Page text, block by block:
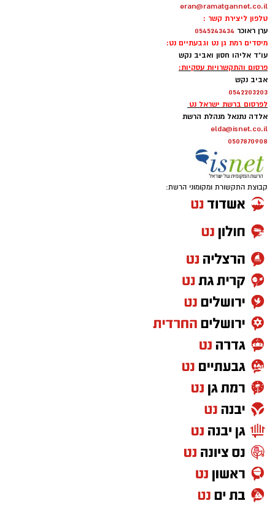
eran@ramatgannet.co.il
טלפון ליצירת קשר :
ערן ראוכר 0545243434
מיסדים רמת גן נט וגבעתיים נט:
עו"ד אליהו חסון ואביב נקש
פרסום והתקשרויות עסקיות:
אביב נקש
0542203203
לפרסום ברשת ישראל נט
אלדה נתנאל מנהלת הרשת
elda@isnet.co.il
0507870908
קבוצת התקשורת ומקומוני הרשת: